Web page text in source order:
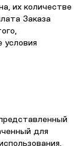
их количестве
Заказа
условия
для